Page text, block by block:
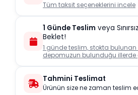
Tüm taksit seçeneklerini incele
1 Günde Teslim veya
Beklet!
1 günde teslim, stokta bulunan
depomuzun bulunduğu illerde
Tahmini Teslimat
Ürünün size ne zaman teslim